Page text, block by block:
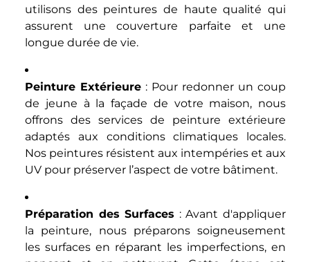
utilisons des peintures de haute qualité qui
assurent une couverture parfaite et une
longue durée de vie.
Peinture Extérieure : Pour redonner un coup
de jeune à la façade de votre maison, nous
offrons des services de peinture extérieure
adaptés aux conditions climatiques locales.
Nos peintures résistent aux intempéries et aux
UV pour préserver l’aspect de votre bâtiment.
Préparation des Surfaces : Avant d'appliquer
la peinture, nous préparons soigneusement
les surfaces en réparant les imperfections, en